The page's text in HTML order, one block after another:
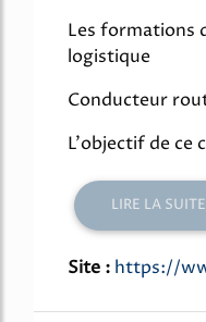
Les formations
logistique
Conducteur
L'objectif de ce
LIRE LA SUITE
Site : https://